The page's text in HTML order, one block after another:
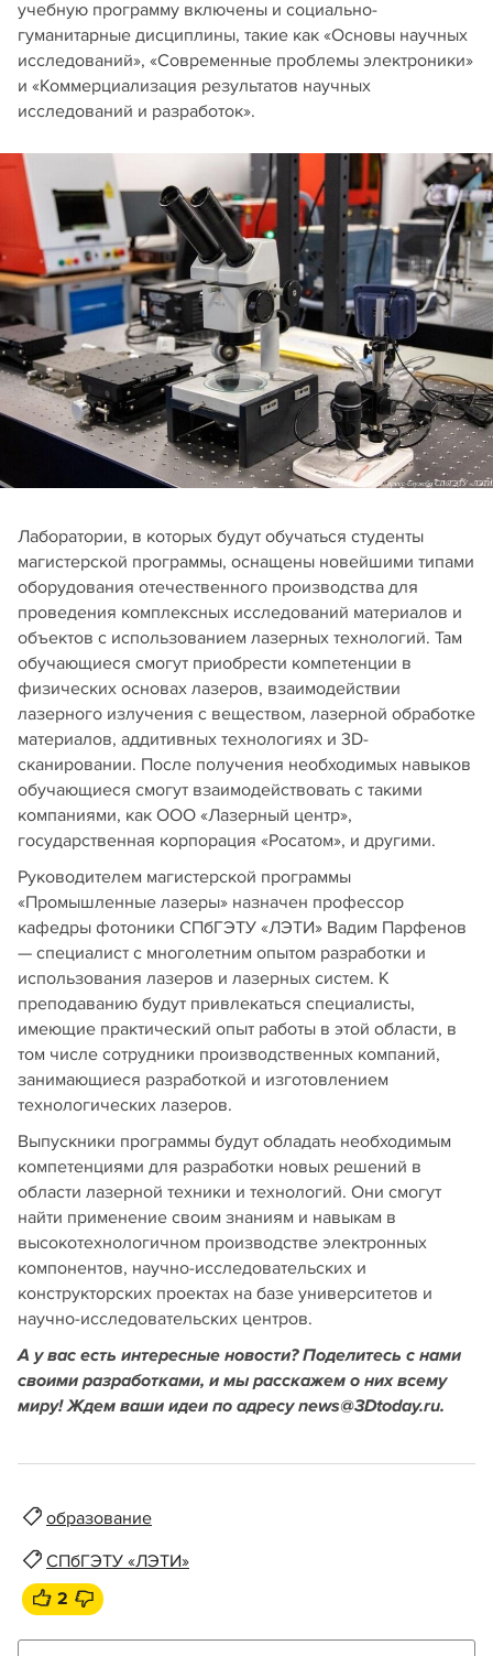
учебную программу включены и социально-
гуманитарные дисциплины, такие как «Основы научных
исследований», «Современные проблемы электроники»
и «Коммерциализация результатов научных
исследований и разработок».
Лаборатории, в которых будут обучаться студенты
магистерской программы, оснащены новейшими типами
оборудования отечественного производства для
проведения комплексных исследований материалов и
объектов с использованием лазерных технологий. Там
обучающиеся смогут приобрести компетенции в
физических основах лазеров, взаимодействии
лазерного излучения с веществом, лазерной обработке
материалов, аддитивных технологиях и 3D-
сканировании. После получения необходимых навыков
обучающиеся смогут взаимодействовать с такими
компаниями, как ООО «Лазерный центр»,
государственная корпорация «Росатом», и другими.
Руководителем магистерской программы
«Промышленные лазеры» назначен профессор
кафедры фотоники СПбГЭТУ «ЛЭТИ» Вадим Парфенов
— специалист с многолетним опытом разработки и
использования лазеров и лазерных систем. К
преподаванию будут привлекаться специалисты,
имеющие практический опыт работы в этой области, в
том числе сотрудники производственных компаний,
занимающиеся разработкой и изготовлением
технологических лазеров.
Выпускники программы будут обладать необходимым
компетенциями для разработки новых решений в
области лазерной техники и технологий. Они смогут
найти применение своим знаниям и навыкам в
высокотехнологичном производстве электронных
компонентов, научно-исследовательских и
конструкторских проектах на базе университетов и
научно-исследовательских центров.
А у вас есть интересные новости? Поделитесь с нами
своими разработками, и мы расскажем о них всему
миру! Ждем ваши идеи по адресу news@3Dtoday.ru.
образование
СПбГЭТУ «ЛЭТИ»
2